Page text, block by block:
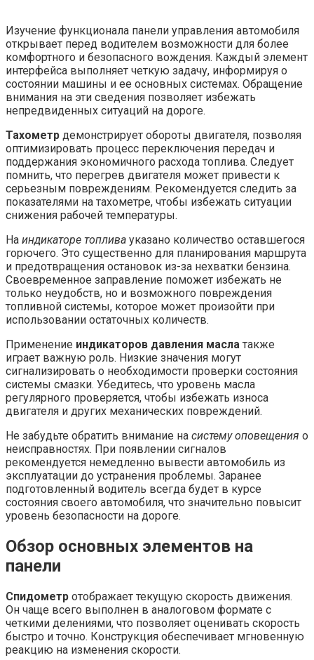
Изучение функционала панели управления автомобиля
открывает перед водителем возможности для более
комфортного и безопасного вождения. Каждый элемент
интерфейса выполняет четкую задачу, информируя о
состоянии машины и ее основных системах. Обращение
внимания на эти сведения позволяет избежать
непредвиденных ситуаций на дороге.
Тахометр демонстрирует обороты двигателя, позволяя
оптимизировать процесс переключения передач и
поддержания экономичного расхода топлива. Следует
помнить, что перегрев двигателя может привести к
серьезным повреждениям. Рекомендуется следить за
показателями на тахометре, чтобы избежать ситуации
снижения рабочей температуры.
На индикаторе топлива указано количество оставшегося
горючего. Это существенно для планирования маршрута
и предотвращения остановок из-за нехватки бензина.
Своевременное заправление поможет избежать не
только неудобств, но и возможного повреждения
топливной системы, которое может произойти при
использовании остаточных количеств.
Применение индикаторов давления масла также
играет важную роль. Низкие значения могут
сигнализировать о необходимости проверки состояния
системы смазки. Убедитесь, что уровень масла
регулярного проверяется, чтобы избежать износа
двигателя и других механических повреждений.
Не забудьте обратить внимание на систему оповещения о
неисправностях. При появлении сигналов
рекомендуется немедленно вывести автомобиль из
эксплуатации до устранения проблемы. Заранее
подготовленный водитель всегда будет в курсе
состояния своего автомобиля, что значительно повысит
уровень безопасности на дороге.
Обзор основных элементов на
панели
Спидометр отображает текущую скорость движения.
Он чаще всего выполнен в аналоговом формате с
четкими делениями, что позволяет оценивать скорость
быстро и точно. Конструкция обеспечивает мгновенную
реакцию на изменения скорости.